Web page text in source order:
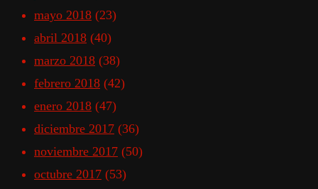
mayo 2018 (23)
abril 2018 (40)
marzo 2018 (38)
febrero 2018 (42)
enero 2018 (47)
diciembre 2017 (36)
noviembre 2017 (50)
octubre 2017 (53)